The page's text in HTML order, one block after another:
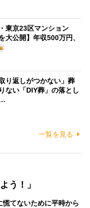
東京23区マンション
大公開】年収500万円、
り返しがつかない」葬
ない「DIY葬」の落とし
一覧を見る
う！」
慌てないために平時から